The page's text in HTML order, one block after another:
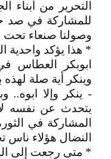
التحرير من أبناء
للمشاركة في صد
وصولنا صنعاء تحت
* هذا يؤكد واحدية
ابوبكر العطاس
وينكر أية صلة لهذه
- ينكر وإلا ابوه..
يتحدث عن نفسه
المشاركة في
النضال هؤلاء ناس
* متى رجعت إلى